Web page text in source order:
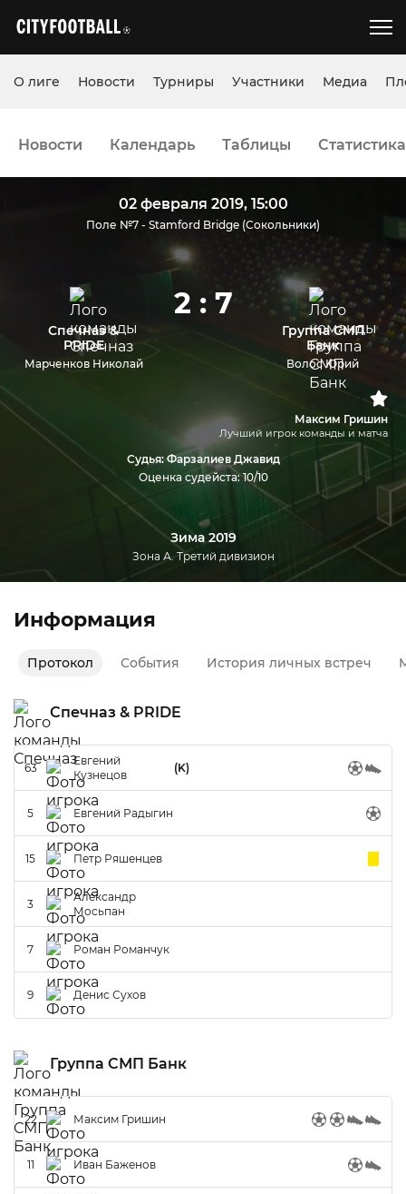
О лиге Новости Турниры Участники Медиа
Новости Календарь Таблицы Статистика
02 февраля 2019, 15:00
Поле №7 - Stamford Bridge (Сокольники)
Спечназ &
PRIDE
Марченков Николай
2 : 7
Группа СМП
Банк
Волос Юрий
Максим Гришин
Лучший игрок команды и матча
Судья: Фарзалиев Джавид
Оценка судейста: 10/10
Зима 2019
Зона А. Третий дивизион
Информация
Протокол События История личных встреч
Спечназ & PRIDE
63
Евгений
Кузнецов
(K)
5 Евгений Радыгин
15 Петр Ряшенцев
3
Александр
Мосьпан
7 Роман Романчук
9 Денис Сухов
Группа СМП Банк
22 Максим Гришин
11 Иван Баженов